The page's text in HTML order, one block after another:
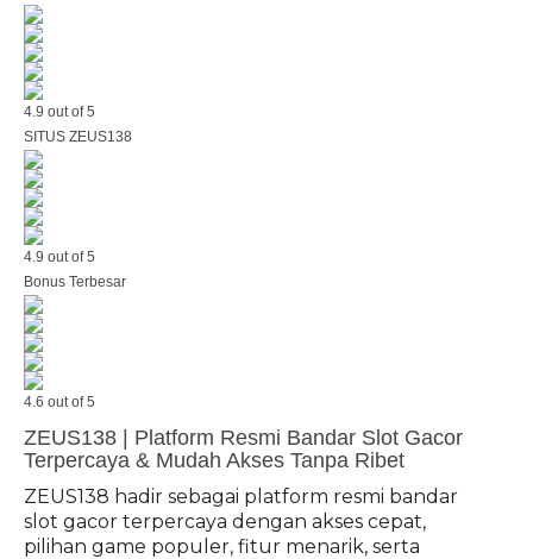
4.9 out of 5
SITUS ZEUS138
4.9 out of 5
Bonus Terbesar
4.6 out of 5
ZEUS138 | Platform Resmi Bandar Slot Gacor
Terpercaya & Mudah Akses Tanpa Ribet
ZEUS138 hadir sebagai platform resmi bandar
slot gacor terpercaya dengan akses cepat,
pilihan game populer, fitur menarik, serta